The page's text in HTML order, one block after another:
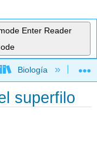
Enter Reader
global
Biología
superfilo